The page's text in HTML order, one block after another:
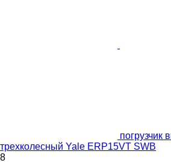
погрузчик
трехколесный Yale ERP15VT SWB
8